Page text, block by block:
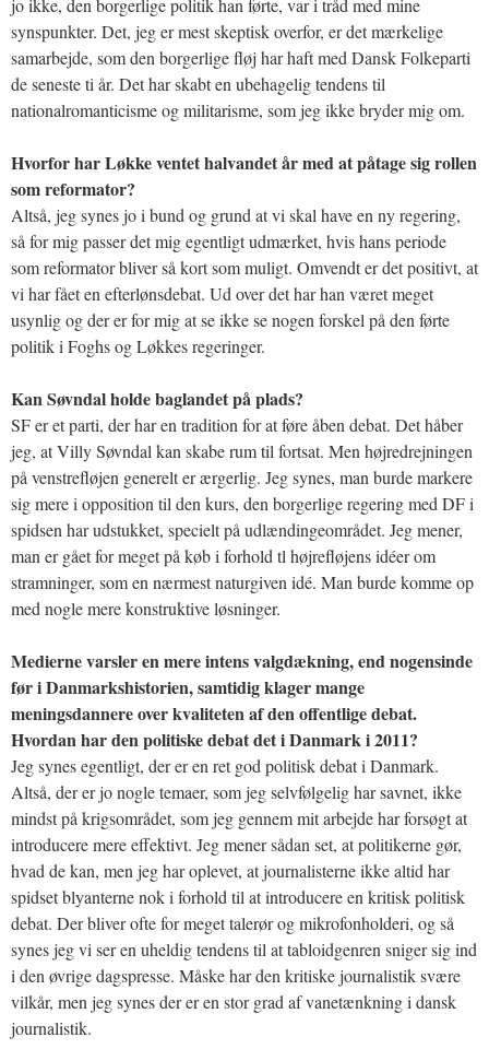
jo ikke, den borgerlige politik han førte, var i tråd med mine
synspunkter. Det, jeg er mest skeptisk overfor, er det mærkelige
samarbejde, som den borgerlige fløj har haft med Dansk Folkeparti
de seneste ti år. Det har skabt en ubehagelig tendens til
nationalromanticisme og militarisme, som jeg ikke bryder mig om.
Hvorfor har Løkke ventet halvandet år med at påtage sig rollen
som reformator?
Altså, jeg synes jo i bund og grund at vi skal have en ny regering,
så for mig passer det mig egentligt udmærket, hvis hans periode
som reformator bliver så kort som muligt. Omvendt er det positivt, at
vi har fået en efterlønsdebat. Ud over det har han været meget
usynlig og der er for mig at se ikke se nogen forskel på den førte
politik i Foghs og Løkkes regeringer.
Kan Søvndal holde baglandet på plads?
SF er et parti, der har en tradition for at føre åben debat. Det håber
jeg, at Villy Søvndal kan skabe rum til fortsat. Men højredrejningen
på venstrefløjen generelt er ærgerlig. Jeg synes, man burde markere
sig mere i opposition til den kurs, den borgerlige regering med DF i
spidsen har udstukket, specielt på udlændingeområdet. Jeg mener,
man er gået for meget på køb i forhold tl højrefløjens idéer om
stramninger, som en nærmest naturgiven idé. Man burde komme op
med nogle mere konstruktive løsninger.
Medierne varsler en mere intens valgdækning, end nogensinde
før i Danmarkshistorien, samtidig klager mange
meningsdannere over kvaliteten af den offentlige debat.
Hvordan har den politiske debat det i Danmark i 2011?
Jeg synes egentligt, der er en ret god politisk debat i Danmark.
Altså, der er jo nogle temaer, som jeg selvfølgelig har savnet, ikke
mindst på krigsområdet, som jeg gennem mit arbejde har forsøgt at
introducere mere effektivt. Jeg mener sådan set, at politikerne gør,
hvad de kan, men jeg har oplevet, at journalisterne ikke altid har
spidset blyanterne nok i forhold til at introducere en kritisk politisk
debat. Der bliver ofte for meget talerør og mikrofonholderi, og så
synes jeg vi ser en uheldig tendens til at tabloidgenren sniger sig ind
i den øvrige dagspresse. Måske har den kritiske journalistik svære
vilkår, men jeg synes der er en stor grad af vanetænkning i dansk
journalistik.